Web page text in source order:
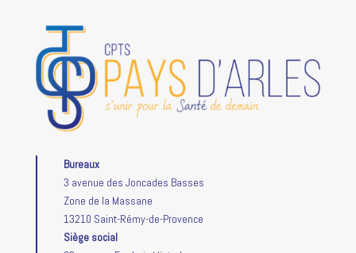
Bureaux
3 avenue des Joncades Basses
Zone de la Massane
13210 Saint-Rémy-de-Provence
Siège social